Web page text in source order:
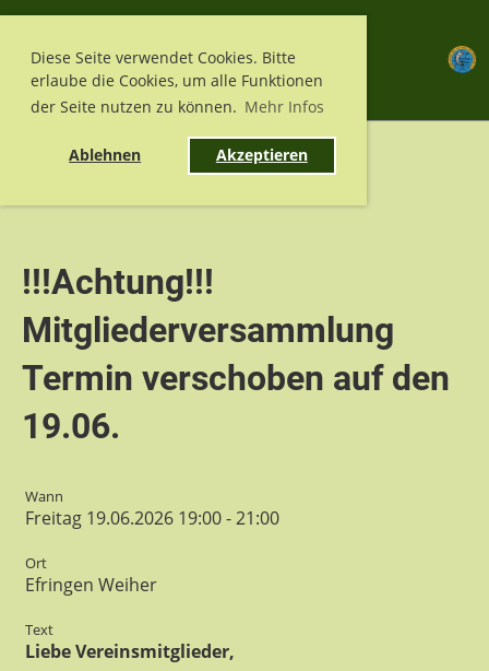
Diese Seite verwendet Cookies. Bitte
erlaube die Cookies, um alle Funktionen
der Seite nutzen zu können. Mehr Infos
Ablehnen Akzeptieren
Menü
!!!Achtung!!!
Mitgliederversammlung
Termin verschoben auf den
19.06.
Wann
Freitag 19.06.2026 19:00 - 21:00
Ort
Efringen Weiher
Text
Liebe Vereinsmitglieder,